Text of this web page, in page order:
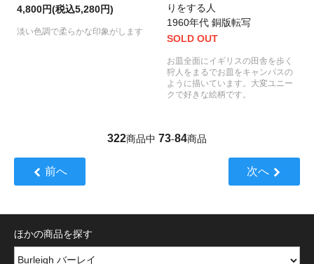
4,800円(税込5,280円)
淡い色調で柔らかな印象がします
りをする人
1960年代 銅版転写
SOLD OUT
お皿全面にイギリスの田舎を歩く
狩人をまるでお皿をキャンパスの
ように描いています。大変ユニー
クで好きな絵柄です。
322商品中 73-84商品
前へ 次へ
ほかの商品を探す